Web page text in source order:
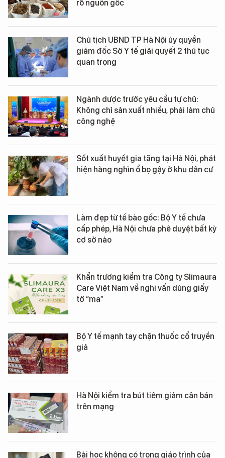
rõ nguồn gốc
Chủ tịch UBND TP Hà Nội ủy quyền
giám đốc Sở Y tế giải quyết 2 thủ tục
quan trọng
Ngành dược trước yêu cầu tự chủ:
Không chỉ sản xuất nhiều, phải làm chủ
công nghệ
Sốt xuất huyết gia tăng tại Hà Nội, phát
hiện hàng nghìn ổ bọ gậy ở khu dân cư
Làm đẹp từ tế bào gốc: Bộ Y tế chưa
cấp phép, Hà Nội chưa phê duyệt bất kỳ
cơ sở nào
Khẩn trương kiểm tra Công ty Slimaura
Care Việt Nam về nghi vấn dùng giấy
tờ “ma”
Bộ Y tế mạnh tay chặn thuốc cổ truyền
giả
Hà Nội kiểm tra bút tiêm giảm cân bán
trên mạng
Bài học không có trong giáo trình của